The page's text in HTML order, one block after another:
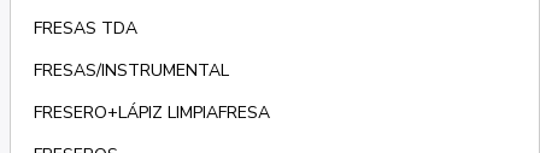
FRESAS TDA
FRESAS/INSTRUMENTAL
FRESERO+LÁPIZ LIMPIAFRESA